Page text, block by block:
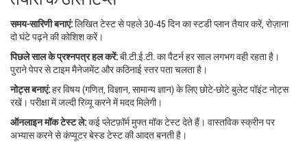
समय‑सारिणी बनाएं:लिखित टेस्‍ट से पहले 30‑45 दिन का स्टडी प्लान तैयार करें, रोज़ाना
दो घंटे पढ़ने की कोशिश करें।
पिछले साल के प्रश्नपत्र हल करें:बी.टी.ई.टी. का पैटर्न हर साल लगभग वही रहता है।
पुराने पेपर से टाइम मैनेजमेंट और कठिनाई स्तर पता चलता है।
नोट्स बनाएं:हर विषय (गणित, विज्ञान, सामान्य ज्ञान) के लिए छोटे‑छोटे बुलेट पॉइंट नोट्स
रखें। परीक्षा में जल्दी रिव्यू करने में मदद मिलेगी।
ऑनलाइन मॉक टेस्ट ले:कई प्लेटफ़ॉर्म मुफ्त मॉक टेस्ट देते हैं। वास्तविक स्क्रीन पर
अभ्यास करने से कंप्यूटर बेस्ड टेस्ट की आदत बनती है।